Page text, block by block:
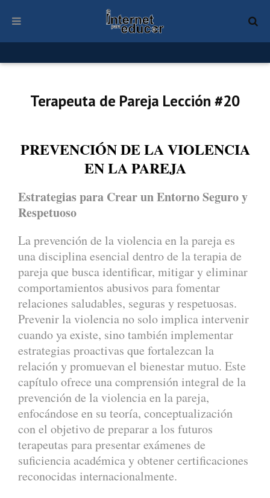
Terapeuta de Pareja Lección #20
PREVENCIÓN DE LA VIOLENCIA
EN LA PAREJA
Estrategias para Crear un Entorno Seguro y
Respetuoso
La prevención de la violencia en la pareja es
una disciplina esencial dentro de la terapia de
pareja que busca identificar, mitigar y eliminar
comportamientos abusivos para fomentar
relaciones saludables, seguras y respetuosas.
Prevenir la violencia no solo implica intervenir
cuando ya existe, sino también implementar
estrategias proactivas que fortalezcan la
relación y promuevan el bienestar mutuo. Este
capítulo ofrece una comprensión integral de la
prevención de la violencia en la pareja,
enfocándose en su teoría, conceptualización
con el objetivo de preparar a los futuros
terapeutas para presentar exámenes de
suficiencia académica y obtener certificaciones
reconocidas internacionalmente.